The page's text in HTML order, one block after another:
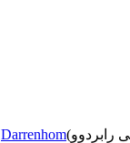
رابردوو)Darrenhom